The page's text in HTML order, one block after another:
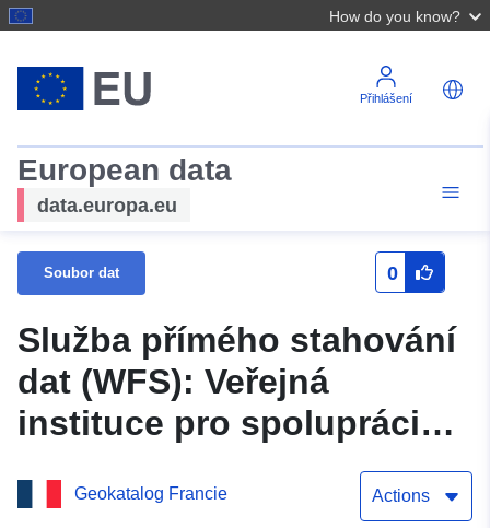
How do you know?
Přihlášení
European data
data.europa.eu
Soubor dat 0
Služba přímého stahování
dat (WFS): Veřejná
instituce pro spolupráci
mezi komunitami (EPCI) v
Haut-Rhin
Geokatalog Francie Actions